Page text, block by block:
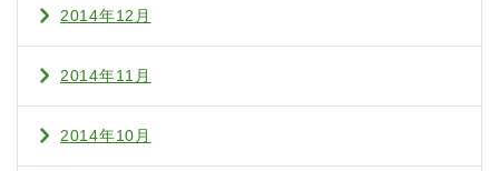
2014年12月
2014年11月
2014年10月